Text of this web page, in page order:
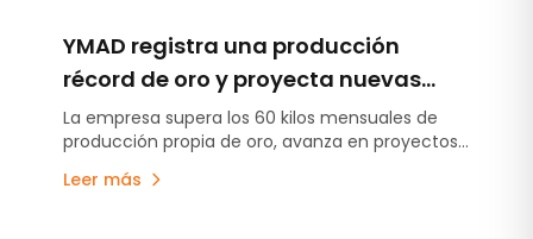
exploración más avanzada desarrollada hasta
ahora en MDMO.
YMAD registra una producción
récord de oro y proyecta nuevas
inversiones en exploración y energía
La empresa supera los 60 kilos mensuales de
producción propia de oro, avanza en proyectos
exploratorios y analiza iniciativas energéticas
para fortalecer su desarrollo futuro.
Leer más